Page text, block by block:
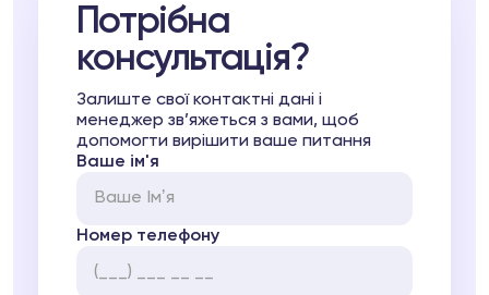
Потрібна
консультація?
Залиште свої контактні дані і
менеджер зв’яжеться з вами, щоб
допомогти вирішити ваше питання
Ваше ім'я
Номер телефону